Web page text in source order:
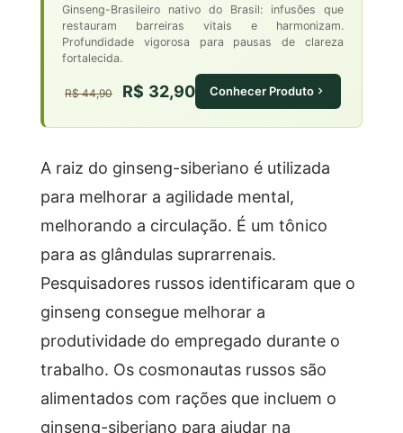
Ginseng-Brasileiro nativo do Brasil: infusões que
restauram barreiras vitais e harmonizam.
Profundidade vigorosa para pausas de clareza
fortalecida.
R$ 44,90 R$ 32,90 Conhecer Produto
A raiz do ginseng-siberiano é utilizada
para melhorar a agilidade mental,
melhorando a circulação. É um tônico
para as glândulas suprarrenais.
Pesquisadores russos identificaram que o
ginseng consegue melhorar a
produtividade do empregado durante o
trabalho. Os cosmonautas russos são
alimentados com rações que incluem o
ginseng-siberiano para ajudar na